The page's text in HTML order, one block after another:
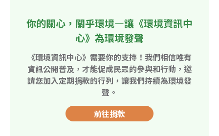
你的關心，關乎環境—讓《環境資訊中
心》為環境發聲
《環境資訊中心》需要你的支持！我們相信唯有
資訊公開普及，才能促成民眾的參與和行動，邀
請您加入定期捐款的行列，讓我們持續為環境發
聲。
前往捐款